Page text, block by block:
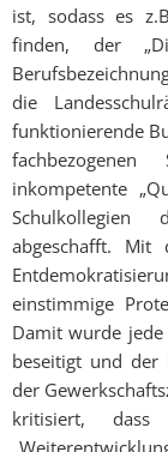
ist, sodass es
finden, der
die
funktionierende
inkompetente
Schulkollegien
abgeschafft. Mit
einstimmige
Damit wurde jede
beseitigt und der
der
kritisiert,